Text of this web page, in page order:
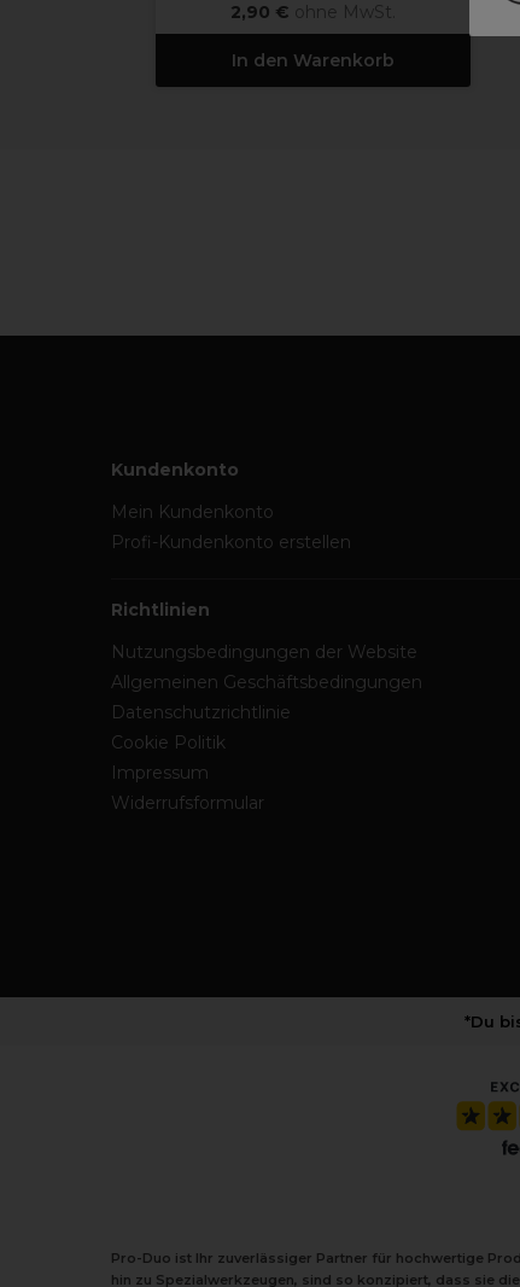
2,90 € ohne MwSt.
In den Warenkorb
Kundenkonto
Mein Kundenkonto
Profi-Kundenkonto erstellen
Richtlinien
Nutzungsbedingungen der Website
Allgemeinen Geschäftsbedingungen
Datenschutzrichtlinie
Cookie Politik
Impressum
Widerrufsformular
*Du
Pro-Duo ist Ihr zuverlässiger Partner für hochwertige
hin zu Spezialwerkzeugen, sind so konzipiert, dass sie